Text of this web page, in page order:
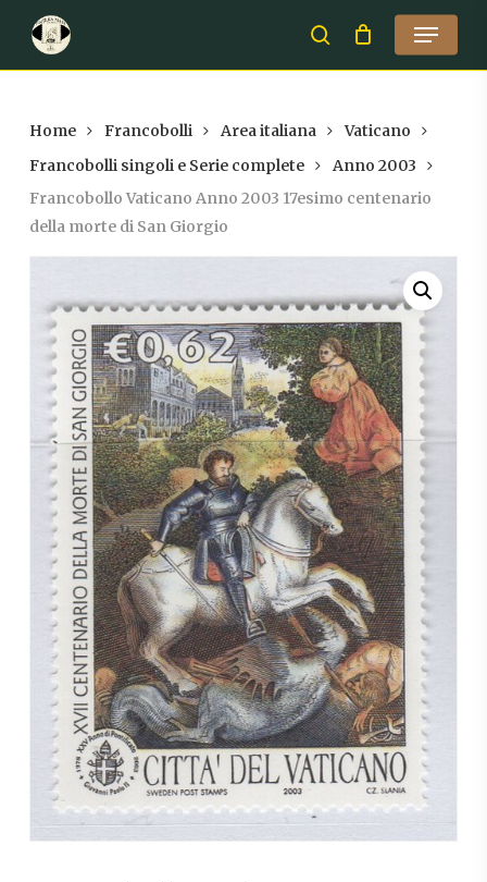
main
search
Menu
Home Francobolli Area italiana
Vaticano
Francobolli singoli e Serie complete
Anno 2003
Francobollo Vaticano Anno 2003 17esimo centenario
della morte di San Giorgio
Close